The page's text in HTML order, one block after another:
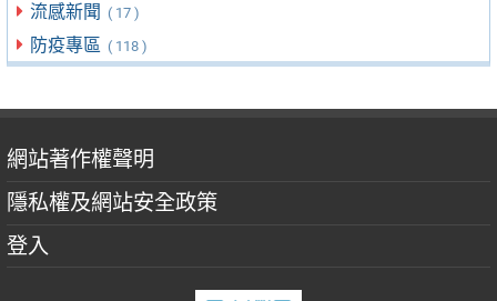
流感新聞 ( 17 )
防疫專區 ( 118 )
網站著作權聲明
隱私權及網站安全政策
登入